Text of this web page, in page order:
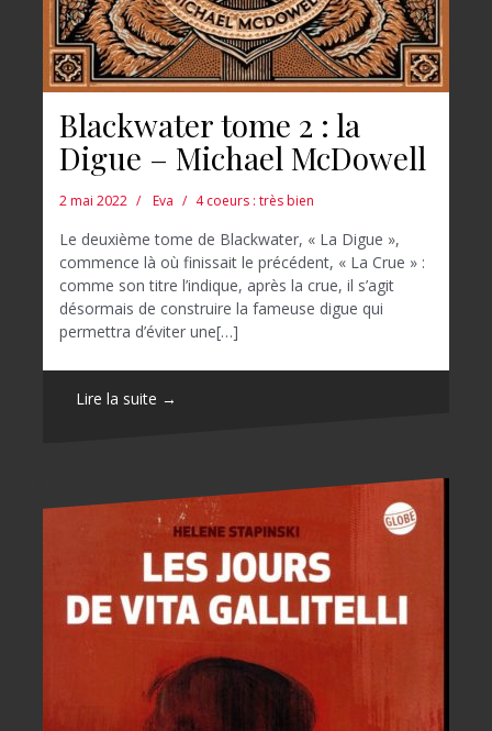
Blackwater tome 2 : la
Digue – Michael McDowell
2 mai 2022 Eva 4 coeurs : très bien
Le deuxième tome de Blackwater, « La Digue »,
commence là où finissait le précédent, « La Crue » :
comme son titre l’indique, après la crue, il s’agit
désormais de construire la fameuse digue qui
permettra d’éviter une[…]
Lire la suite →